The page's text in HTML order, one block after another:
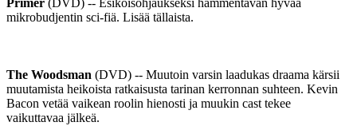
Primer (DVD) -- Esikoisohjaukseksi hämmentävän hyvää
mikrobudjentin sci-fiä. Lisää tällaista.
The Woodsman (DVD) -- Muutoin varsin laadukas draama kärsii
muutamista heikoista ratkaisusta tarinan kerronnan suhteen. Kevin
Bacon vetää vaikean roolin hienosti ja muukin cast tekee
vaikuttavaa jälkeä.